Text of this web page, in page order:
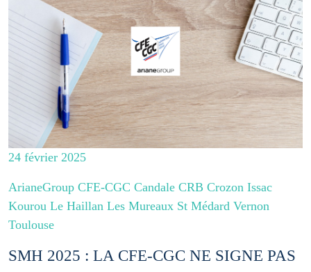
24 février 2025
ArianeGroup CFE-CGC Candale CRB Crozon Issac
Kourou Le Haillan Les Mureaux St Médard Vernon
Toulouse
SMH 2025 : LA CFE-CGC NE SIGNE PAS